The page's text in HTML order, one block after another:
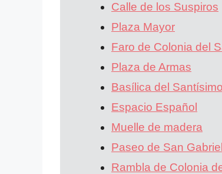
Calle de los Suspiros
Plaza Mayor
Faro de Colonia del
Plaza de Armas
Basílica del
Espacio Español
Muelle de madera
Paseo de San Gabriel
Rambla de Colonia